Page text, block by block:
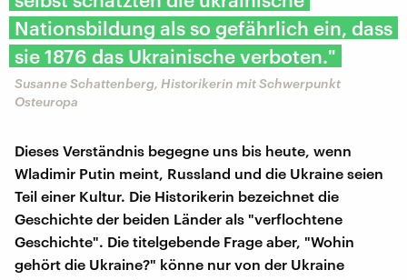
Nationsbildung als so gefährlich ein, dass
sie 1876 das Ukrainische verboten."
Susanne Schattenberg, Historikerin mit Schwerpunkt
Osteuropa
Dieses Verständnis begegne uns bis heute, wenn
Wladimir Putin meint, Russland und die Ukraine seien
Teil einer Kultur. Die Historikerin bezeichnet die
Geschichte der beiden Länder als "verflochtene
Geschichte". Die titelgebende Frage aber, "Wohin
gehört die Ukraine?" könne nur von der Ukraine